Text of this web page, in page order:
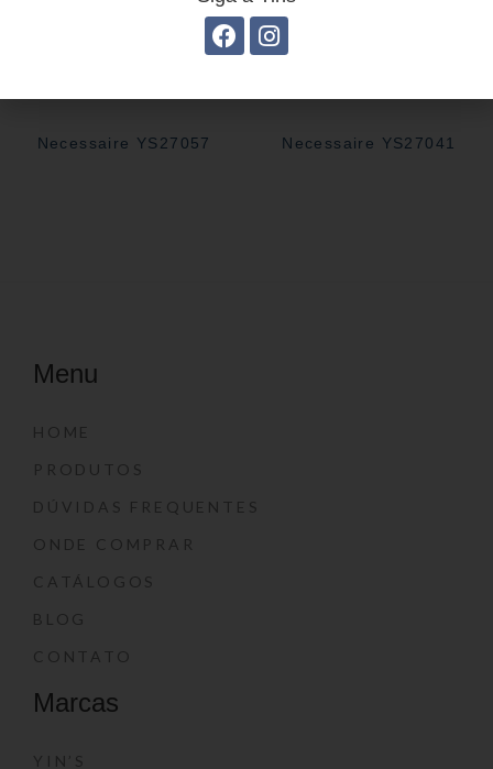
Necessaire YS27057 Necessaire YS27041
Menu
HOME
PRODUTOS
DÚVIDAS FREQUENTES
ONDE COMPRAR
CATÁLOGOS
BLOG
CONTATO
Marcas
YIN’S